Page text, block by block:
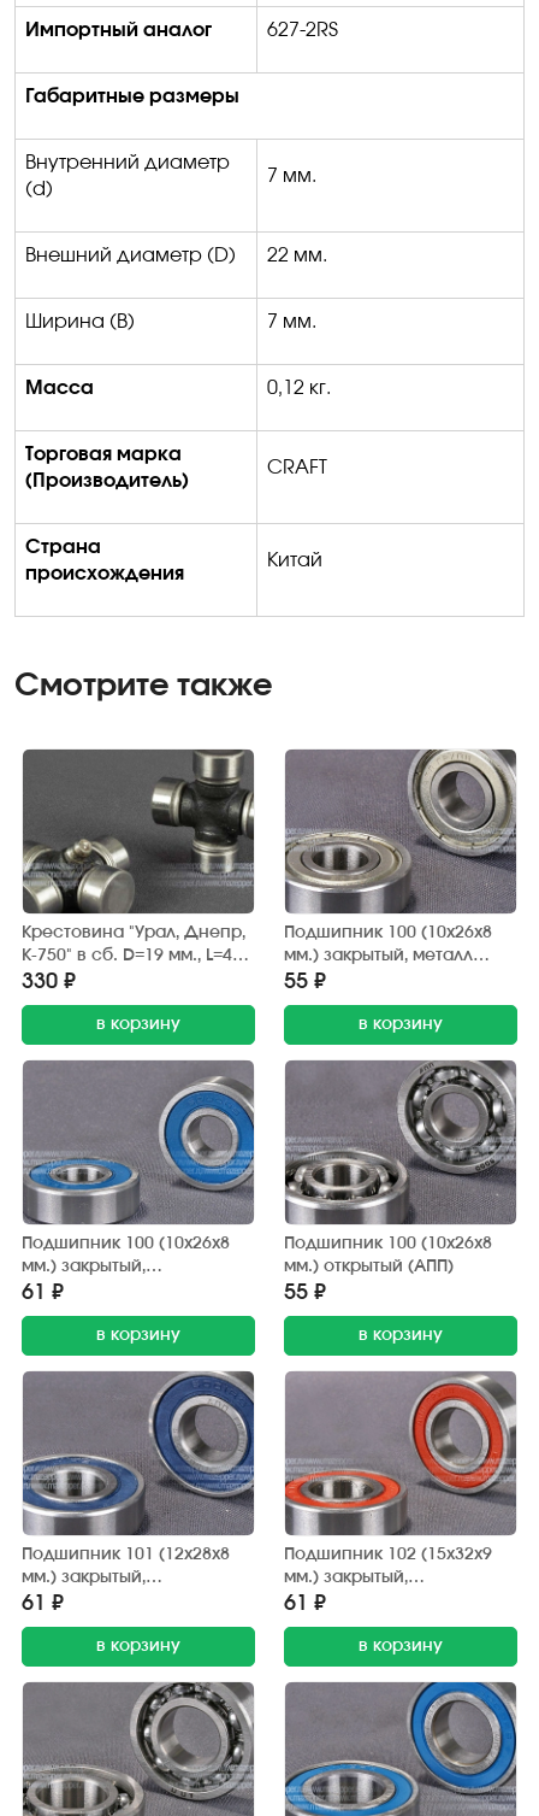
Импортный аналог 627-2RS
Габаритные размеры
Внутренний диаметр
(d)
7 мм.
Внешний диаметр (D) 22 мм.
Ширина (B) 7 мм.
Масса 0,12 кг.
Торговая марка
(Производитель)
CRAFT
Страна
происхождения
Китай
Смотрите также
Крестовина "Урал, Днепр,
К-750" в сб. D=19 мм., L=44,6
мм. (Росавтостандарт)
330 ₽
в корзину
Подшипник 100 (10х26х8
мм.) закрытый, металл
(АПП)
55 ₽
в корзину
Подшипник 100 (10х26х8
мм.) закрытый,
обрезиненный (АПП)
61 ₽
в корзину
Подшипник 100 (10х26х8
мм.) открытый (АПП)
55 ₽
в корзину
Подшипник 101 (12х28х8
мм.) закрытый,
обрезиненный (АПП)
61 ₽
в корзину
Подшипник 102 (15х32х9
мм.) закрытый,
обрезиненный (АПП)
61 ₽
в корзину